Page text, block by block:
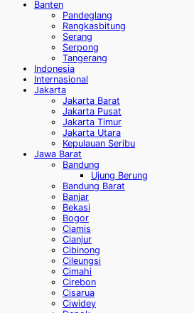
Banten
Pandeglang
Rangkasbitung
Serang
Serpong
Tangerang
Indonesia
Internasional
Jakarta
Jakarta Barat
Jakarta Pusat
Jakarta Timur
Jakarta Utara
Kepulauan Seribu
Jawa Barat
Bandung
Ujung Berung
Bandung Barat
Banjar
Bekasi
Bogor
Ciamis
Cianjur
Cibinong
Cileungsi
Cimahi
Cirebon
Cisarua
Ciwidey